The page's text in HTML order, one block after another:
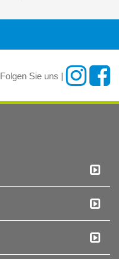
Folgen Sie uns |